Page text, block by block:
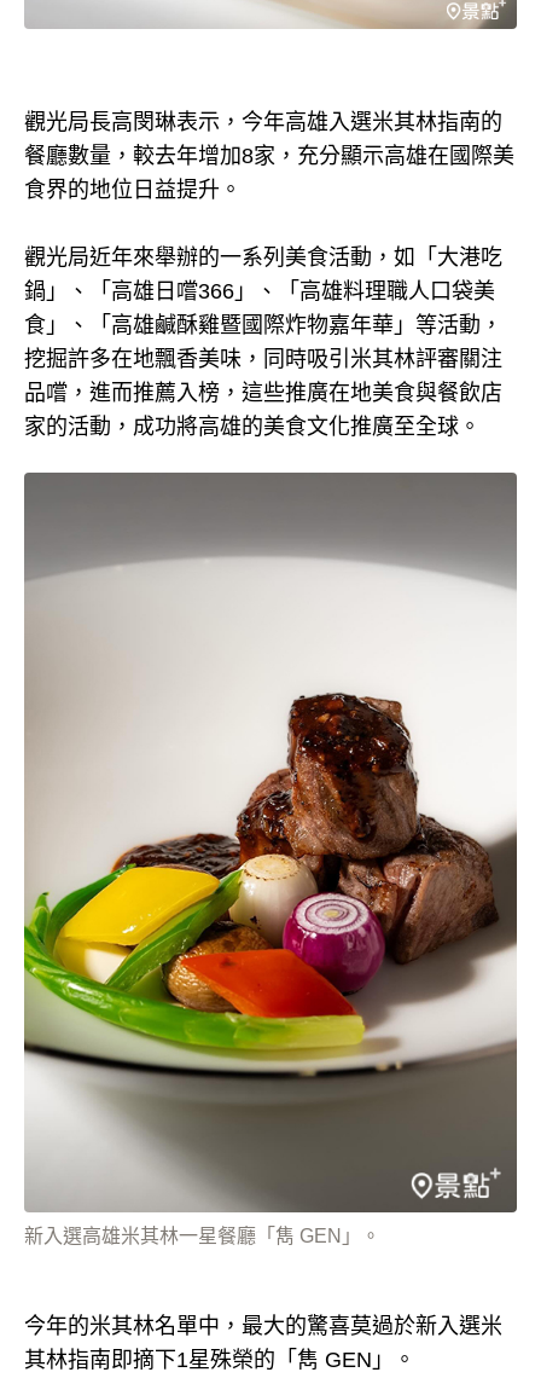
觀光局長高閔琳表示，今年高雄入選米其林指南的
餐廳數量，較去年增加8家，充分顯示高雄在國際美
食界的地位日益提升。
觀光局近年來舉辦的一系列美食活動，如「大港吃
鍋」、「高雄日嚐366」、「高雄料理職人口袋美
食」、「高雄鹹酥雞暨國際炸物嘉年華」等活動，
挖掘許多在地飄香美味，同時吸引米其林評審關注
品嚐，進而推薦入榜，這些推廣在地美食與餐飲店
家的活動，成功將高雄的美食文化推廣至全球。
新入選高雄米其林一星餐廳「雋 GEN」。
今年的米其林名單中，最大的驚喜莫過於新入選米
其林指南即摘下1星殊榮的「雋 GEN」。